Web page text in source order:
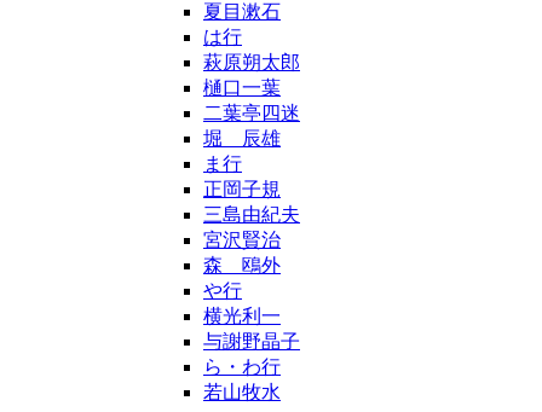
夏目漱石
は行
萩原朔太郎
樋口一葉
二葉亭四迷
堀 辰雄
ま行
正岡子規
三島由紀夫
宮沢賢治
森 鴎外
や行
横光利一
与謝野晶子
ら・わ行
若山牧水